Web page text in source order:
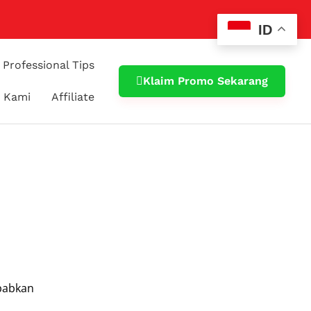
Professional Tips
Kami Affiliate
Klaim Promo Sekarang
ID